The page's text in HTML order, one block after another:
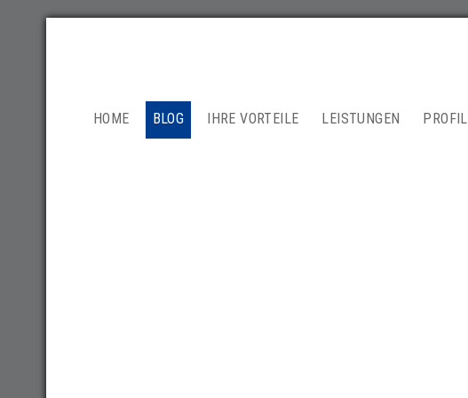
NAVIGATION
ÜBERSPRINGEN
HOME BLOG IHRE VORTEILE LEISTUNGEN PROFIL